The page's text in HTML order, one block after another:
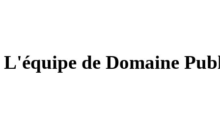
L'équipe de Domaine